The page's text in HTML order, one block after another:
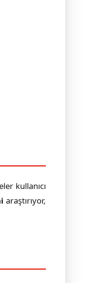
kullanıcı
araştırıyor,